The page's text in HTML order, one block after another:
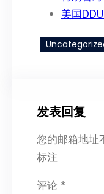
美国
发表回复
您的邮箱地址
标注
评论 *